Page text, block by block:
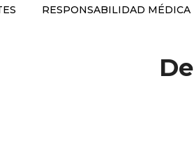
RESPONSABILIDAD MÉDICA